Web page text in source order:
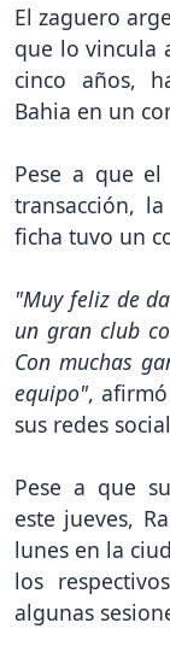
El zaguero
que lo vincula
cinco años,
Bahia en un
Pese a que
transacción,
ficha tuvo un
"Muy feliz de
un gran club
Con muchas
equipo",
sus redes
Pese a que
este jueves,
lunes en la
los
algunas